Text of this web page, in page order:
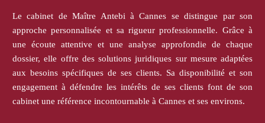
Le cabinet de Maître Antebi à Cannes se distingue par son
approche personnalisée et sa rigueur professionnelle. Grâce à
une écoute attentive et une analyse approfondie de chaque
dossier, elle offre des solutions juridiques sur mesure adaptées
aux besoins spécifiques de ses clients. Sa disponibilité et son
engagement à défendre les intérêts de ses clients font de son
cabinet une référence incontournable à Cannes et ses environs.